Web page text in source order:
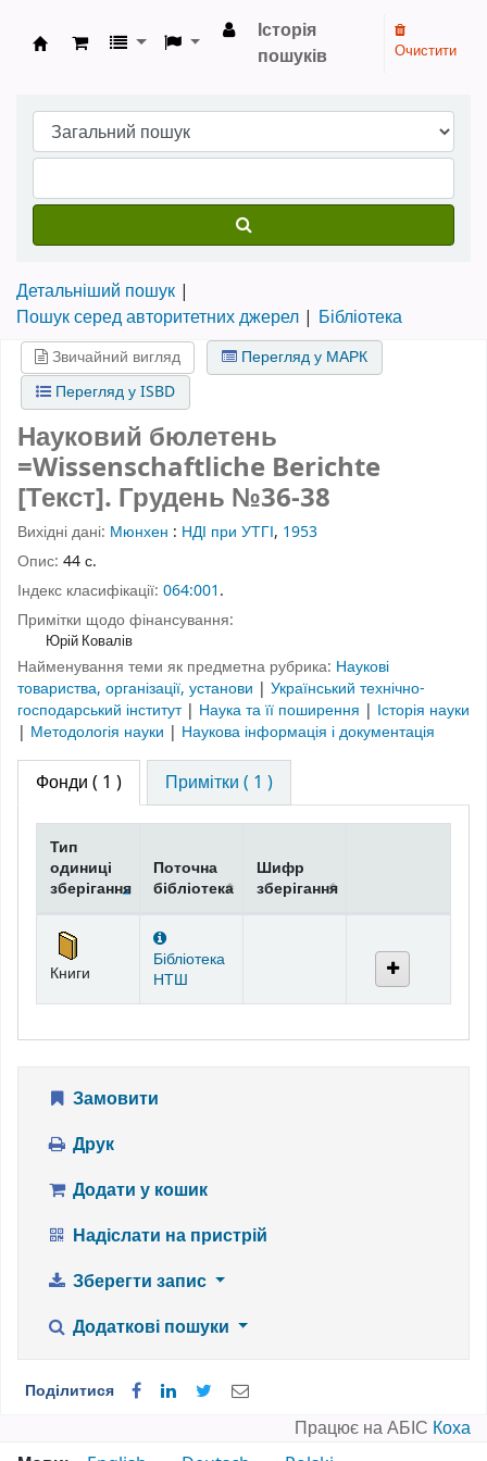
Бібліотека НТШ › Електронний каталог
Історія
пошуків
Очистити
Детальніший пошук
Пошук серед авторитетних джерел
Бібліотека
Звичайний вигляд
Перегляд у МАРК
Перегляд у ISBD
Науковий бюлетень
=Wissenschaftliche Berichte
[Текст]. Грудень №36-38
Вихідні дані: Мюнхен : НДІ при УТГІ, 1953
Опис: 44 с.
Індекс класифікації: 064:001.
Примітки щодо фінансування:
Юрій Ковалів
Найменування теми як предметна рубрика: Наукові
товариства, організації, установи | Український технічно-
господарський інститут | Наука та її поширення | Історія науки
| Методологія науки | Наукова інформація і документація
Фонди ( 1 ) Примітки ( 1 )
Фонди
Тип
одиниці
зберігання
Поточна
бібліотека
Шифр
зберігання
Книги
Бібліотека
НТШ
Замовити
Друк
Додати у кошик
Надіслати на пристрій
Зберегти запис
Додаткові пошуки
Поділитися
Працює на АБІС Коха